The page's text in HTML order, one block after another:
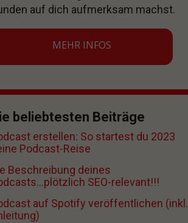
auf dich aufmerksam machst.
MEHR INFOS
beliebtesten Beiträge
erstellen: So startest du 2023
Podcast-Reise
Beschreibung deines
SEO-relevant!!!
auf Spotify veröffentlichen (inkl.